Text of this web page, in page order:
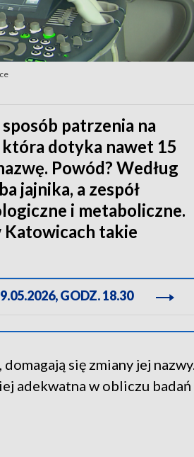
patrzenia na
dotyka nawet 15
Powód? Według
jajnika, a zespół
i metaboliczne.
takie
GODZ. 18.30
się zmiany jej nazwy.
adekwatna w obliczu badań